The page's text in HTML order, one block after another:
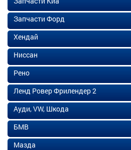
Запчасти Форд
Хендай
Ниссан
Рено
Ленд Ровер Фрилендер 2
Ауди, VW, Шкода
БМВ
Мазда